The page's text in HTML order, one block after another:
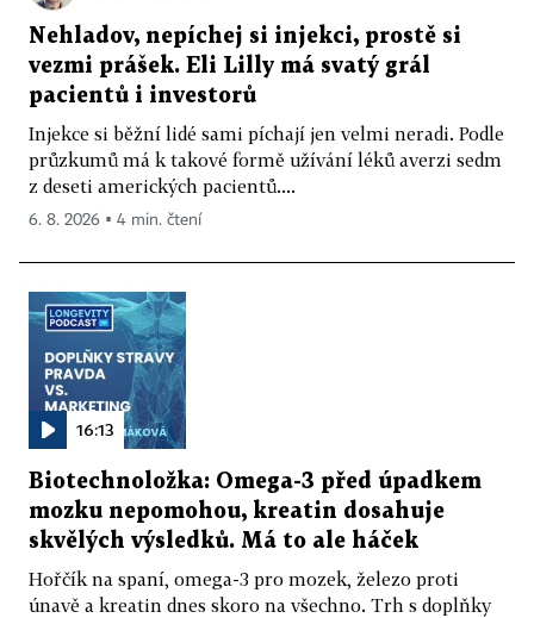
Nehladov, nepíchej si injekci, prostě si
vezmi prášek. Eli Lilly má svatý grál
pacientů i investorů
Injekce si běžní lidé sami píchají jen velmi neradi. Podle
průzkumů má k takové formě užívání léků averzi sedm
z deseti amerických pacientů....
6. 8. 2026 ▪ 4 min. čtení
16:13
Biotechnoložka: Omega-3 před úpadkem
mozku nepomohou, kreatin dosahuje
skvělých výsledků. Má to ale háček
Hořčík na spaní, omega-3 pro mozek, železo proti
únavě a kreatin dnes skoro na všechno. Trh s doplňky